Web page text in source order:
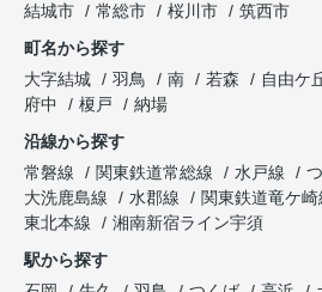
結城市
常総市 桜川市
筑西市
町名から探す
大字結城
羽鳥 南 若森 自由ケ
府中
榎戸
納場
沿線から探す
常磐線
関東鉄道常総線 水戸線
大洗鹿島線
水郡線 関東鉄道竜ケ崎
東北本線
湘南新宿ライン宇須
駅から探す